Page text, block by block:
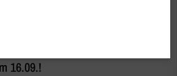
16.09.!